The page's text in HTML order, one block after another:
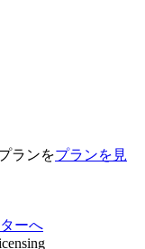
ランをプランを見
ーへ